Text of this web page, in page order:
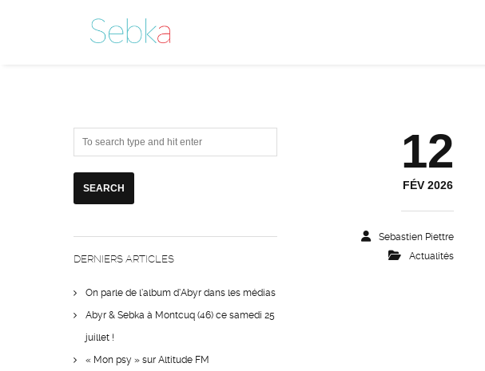
12
FÉV 2026
Sebastien Piettre
Actualités
DERNIERS ARTICLES
On parle de l’album d’Abyr dans les médias
Abyr & Sebka à Montcuq (46) ce samedi 25
juillet !
« Mon psy » sur Altitude FM